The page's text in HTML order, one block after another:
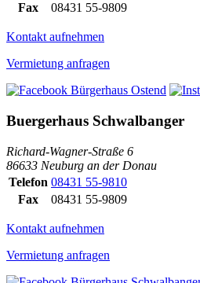
Fax
08431 55-9809
Kontakt aufnehmen
Vermietung anfragen
Buergerhaus Schwalbanger
Richard-Wagner-Straße 6
86633 Neuburg an der Donau
Telefon 08431 55-9810
Fax
08431 55-9809
Kontakt aufnehmen
Vermietung anfragen